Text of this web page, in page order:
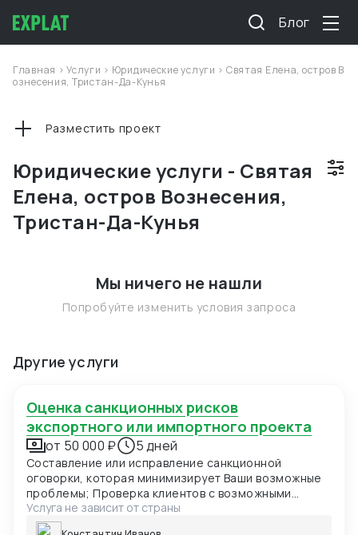
Блог
Главная >Услуги > Юридические услуги > Святая Елена, остров В
ознесения, Тристан-Да-Кунья
Юридические услуги - Святая
Елена, остров Вознесения,
Тристан-Да-Кунья
Разместить проект
Мы ничего не нашли
Попробуйте изменить условия запроса
Другие услуги
Оценка санкционных рисков
экспортного или импортного проекта
от 50 000 ₽ 5 дней
Составление или исправление санкционной
оговорки, которая минимизирует Ваши возможные
проблемы; Проверка клиентов с возможными
санкционными рисками ; Составление ответ для
компетентных органов (OFAC, EU, UK)
Услуга не зависит от страны